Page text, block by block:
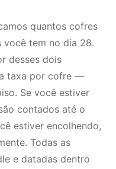
quantos cofres
você tem no dia 28.
desses dois
taxa por cofre —
Se você estiver
contados até o
estiver encolhendo,
Todas as
e datadas dentro